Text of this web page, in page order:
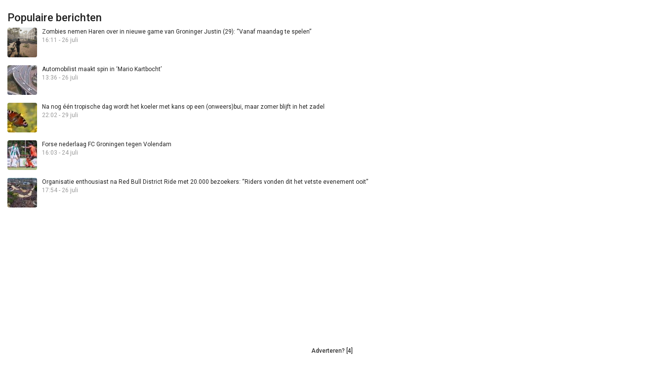
Populaire berichten
Zombies nemen Haren over in nieuwe game van Groninger Justin (29): “Vanaf maandag te spelen”
16:11 - 26 juli
Automobilist maakt spin in ‘Mario Kartbocht’
13:36 - 26 juli
Na nog één tropische dag wordt het koeler met kans op een (onweers)bui, maar zomer blijft in het zadel
22:02 - 29 juli
Forse nederlaag FC Groningen tegen Volendam
16:03 - 24 juli
Organisatie enthousiast na Red Bull District Ride met 20.000 bezoekers: “Riders vonden dit het vetste evenement ooit”
17:54 - 26 juli
Adverteren? [4]